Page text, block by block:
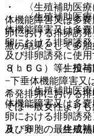
・ 〈生殖補助医療
体機能障害又は多
卵における排卵誘
激の結果として多
８．５． 〈生殖補
−下垂体機能障害又
希発排卵における
では一般女性より
８．６． 〈生殖補
・ 〈生殖補助医療
体機能障害又は多
卵における排卵誘
及び排卵誘発に使
（ｈＣＧ）等）投
・ 〈生殖補助医療
体機能障害又は多
卵における排卵誘
及び卵胞の最終成